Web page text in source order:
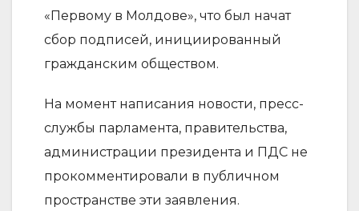
«Первому в Молдове», что был начат
сбор подписей, инициированный
гражданским обществом.
На момент написания новости, пресс-
службы парламента, правительства,
администрации президента и ПДС не
прокомментировали в публичном
пространстве эти заявления.